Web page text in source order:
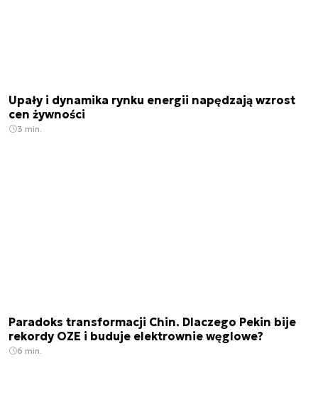
Upały i dynamika rynku energii napędzają wzrost
cen żywności
3 min.
Paradoks transformacji Chin. Dlaczego Pekin bije
rekordy OZE i buduje elektrownie węglowe?
6 min.